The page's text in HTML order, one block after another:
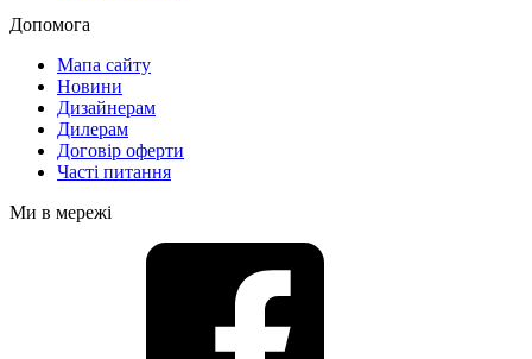
Допомога
Мапа сайту
Новини
Дизайнерам
Дилерам
Договір оферти
Часті питання
Ми в мережі